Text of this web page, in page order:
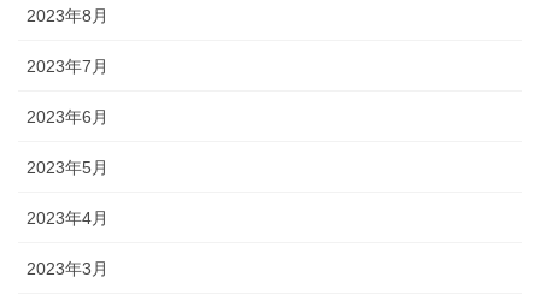
2023年8月
2023年7月
2023年6月
2023年5月
2023年4月
2023年3月